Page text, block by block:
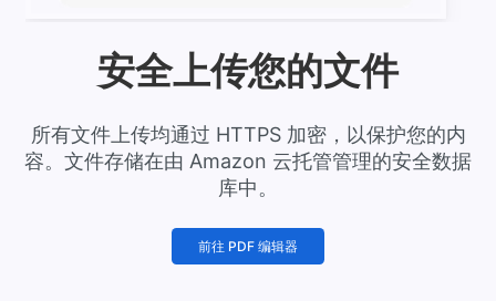
安全上传您的文件
所有文件上传均通过 HTTPS 加密，以保护您的内
容。文件存储在由 Amazon 云托管管理的安全数据
库中。
前往 PDF 编辑器